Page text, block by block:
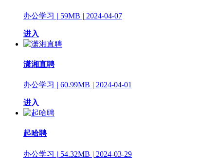
办公学习 | 59MB | 2024-04-07
进入
潇湘直聘
办公学习 | 60.99MB | 2024-04-01
进入
起哈聘
办公学习 | 54.32MB | 2024-03-29